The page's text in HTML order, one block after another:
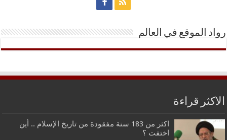
رواد الموقع في العالم
الاكثر قراءة
اكثر من 183 سنة مفقودة من تاريخ الإسلام .. أين
اختفت ؟